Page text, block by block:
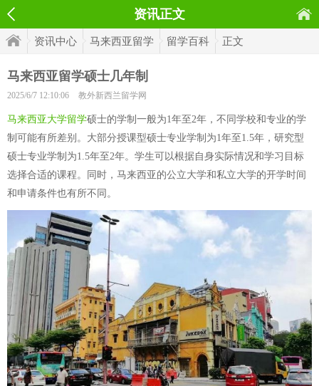
资讯正文
资讯中心 马来西亚留学 留学百科 正文
马来西亚留学硕士几年制
2025/6/7 12:10:06 教外新西兰留学网
马来西亚大学留学硕士的学制一般为1年至2年，不同学校和专业的学
制可能有所差别。大部分授课型硕士专业学制为1年至1.5年，研究型
硕士专业学制为1.5年至2年。学生可以根据自身实际情况和学习目标
选择合适的课程。同时，马来西亚的公立大学和私立大学的开学时间
和申请条件也有所不同。